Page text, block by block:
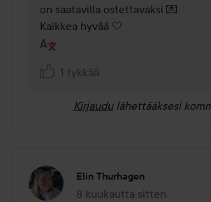
on saatavilla ostettavaksi 💌
Kaikkea hyvää 🤍
1 tykkää
Kirjaudu lähettääksesi
Elin Thurhagen
8 kuukautta sitten
Viesti luotiin 8 kuukautta